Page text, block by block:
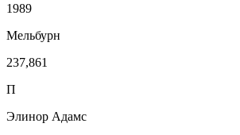
1989
Мельбурн
237,861
П
Элинор Адамс